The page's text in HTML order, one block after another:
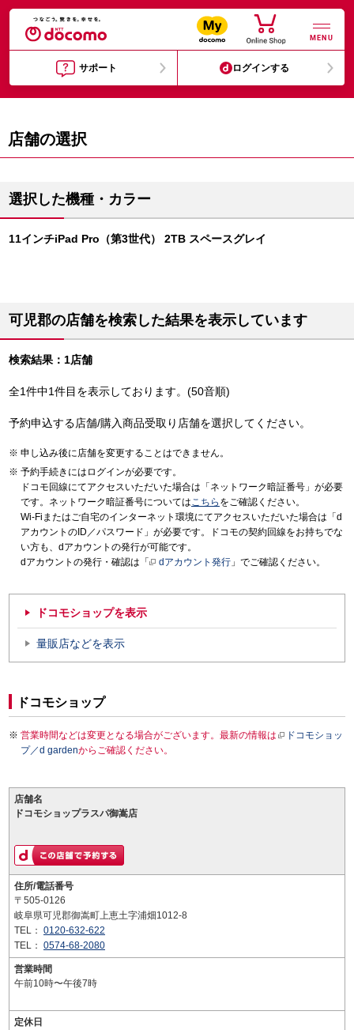
MENU
サポート ログインする
店舗の選択
選択した機種・カラー
11インチiPad Pro（第3世代） 2TB スペースグレイ
可児郡の店舗を検索した結果を表示しています
検索結果：1店舗
全1件中1件目を表示しております。(50音順)
予約申込する店舗/購入商品受取り店舗を選択してください。
申し込み後に店舗を変更することはできません。
予約手続きにはログインが必要です。
ドコモ回線にてアクセスいただいた場合は「ネットワーク暗証番号」が必要
です。ネットワーク暗証番号についてはこちら をご確認ください。
Wi-Fiまたはご自宅のインターネット環境にてアクセスいただいた場合は「d
アカウントのID／パスワード」が必要です。ドコモの契約回線をお持ちでな
い方も、dアカウントの発行が可能です。
dアカウントの発行・確認は「
dアカウント発行 」でご確認ください。
ドコモショップを表示
量販店などを表示
ドコモショップ
営業時間などは変更となる場合がございます。最新の情報は
ドコモショッ
プ／d gardenからご確認ください。
店舗名
ドコモショップラスパ御嵩店
住所/電話番号
〒505-0126
岐阜県可児郡御嵩町上恵土字浦畑1012-8
TEL： 0120-632-622
TEL： 0574-68-2080
営業時間
午前10時〜午後7時
定休日